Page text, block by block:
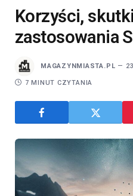
Korzyści,
zastosowania
MAGAZYNMIASTA.PL
7 MINUT CZYTANIA